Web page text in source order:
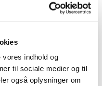
indhold og
til sociale medier og til
også oplysninger om